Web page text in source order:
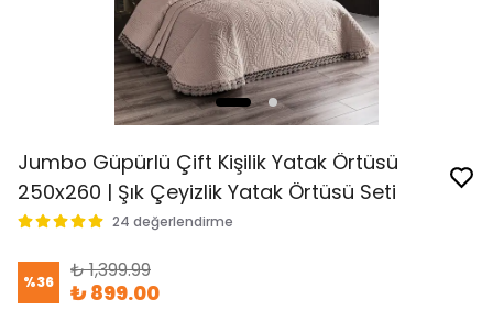
Jumbo Güpürlü Çift Kişilik Yatak Örtüsü
250x260 | Şık Çeyizlik Yatak Örtüsü Seti
24 değerlendirme
%36 ₺ 1,399.99
₺ 899.00